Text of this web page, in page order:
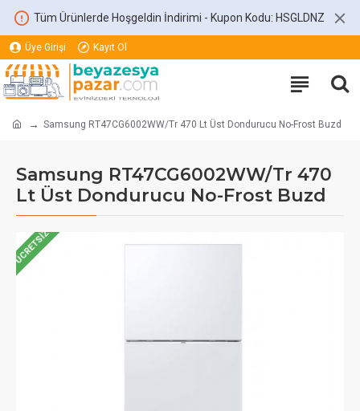
Tüm Ürünlerde Hoşgeldin İndirimi - Kupon Kodu: HSGLDNZ
Üye Girişi Kayıt Ol
Samsung RT47CG6002WW/Tr 470 Lt Üst Dondurucu No-Frost Buzd
Samsung RT47CG6002WW/Tr 470
Lt Üst Dondurucu No-Frost Buzd
ÜCRETSIZ